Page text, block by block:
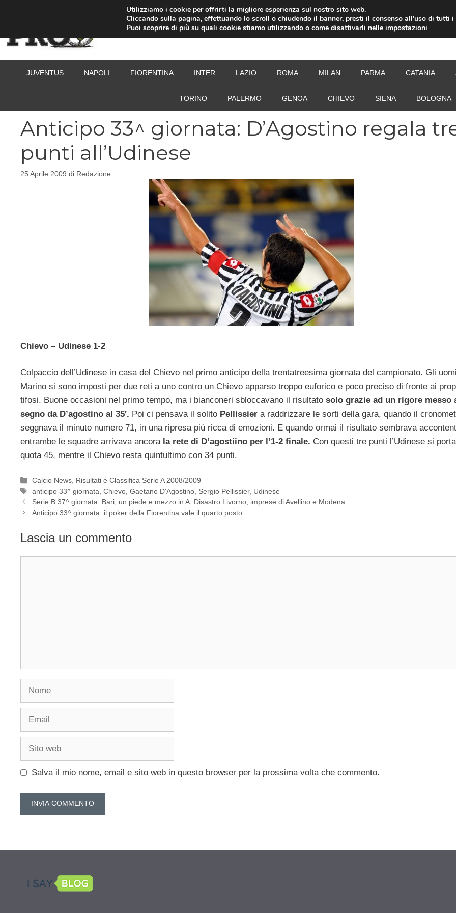
JUVENTUS NAPOLI FIORENTINA INTER LAZIO ROMA MILAN PARMA CATANIA
TORINO PALERMO GENOA CHIEVO SIENA BOLOGNA
Anticipo 33^ giornata: D’Agostino regala
punti all’Udinese
25 Aprile 2009 di Redazione
Chievo – Udinese 1-2
Colpaccio dell’Udinese in casa del Chievo nel primo anticipo della trentatreesima giornata del campionato. Gli
Marino si sono imposti per due reti a uno contro un Chievo apparso troppo euforico e poco preciso di fronte ai
tifosi. Buone occasioni nel primo tempo, ma i bianconeri sbloccavano il risultato solo grazie ad un rigore messo
segno da D’agostino al 35′. Poi ci pensava il solito Pellissier a raddrizzare le sorti della gara, quando il
seggnava il minuto numero 71, in una ripresa più ricca di emozioni. E quando ormai il risultato sembrava
entrambe le squadre arrivava ancora la rete di D’agostiino per l’1-2 finale. Con questi tre punti l’Udinese si
quota 45, mentre il Chievo resta quintultimo con 34 punti.
Categorie
Calcio News Risultati e Classifica Serie A 2008/2009
Tag
anticipo 33^ giornata ,Chievo ,Gaetano D'Agostino Sergio Pellissier, Udinese
Serie B 37^ giornata: Bari, un piede e mezzo in A. Disastro Livorno; imprese di Avellino e Modena
Anticipo 33^ giornata: il poker della Fiorentina vale il quarto posto
Lascia un commento
Nome
Email
Sito
Salva il mio nome, email e sito web in questo browser per la prossima volta che commento.
Utilizziamo i cookie per offrirti la migliore esperienza sul nostro sito web.
Cliccando sulla pagina, effettuando lo scroll o chiudendo il banner, presti il consenso all’uso di tutti i
Puoi scoprire di più su quali cookie stiamo utilizzando o come disattivarli nelleimpostazioni